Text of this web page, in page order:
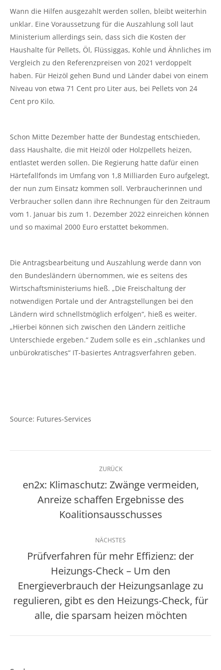
Wann die Hilfen ausgezahlt werden sollen, bleibt weiterhin
unklar. Eine Voraussetzung für die Auszahlung soll laut
Ministerium allerdings sein, dass sich die Kosten der
Haushalte für Pellets, Öl, Flüssiggas, Kohle und Ähnliches im
Vergleich zu den Referenzpreisen von 2021 verdoppelt
haben. Für Heizöl gehen Bund und Länder dabei von einem
Niveau von etwa 71 Cent pro Liter aus, bei Pellets von 24
Cent pro Kilo.
Schon Mitte Dezember hatte der Bundestag entschieden,
dass Haushalte, die mit Heizöl oder Holzpellets heizen,
entlastet werden sollen. Die Regierung hatte dafür einen
Härtefallfonds im Umfang von 1,8 Milliarden Euro aufgelegt,
der nun zum Einsatz kommen soll. Verbraucherinnen und
Verbraucher sollen dann ihre Rechnungen für den Zeitraum
vom 1. Januar bis zum 1. Dezember 2022 einreichen können
und so maximal 2000 Euro erstattet bekommen.
Die Antragsbearbeitung und Auszahlung werde dann von
den Bundesländern übernommen, wie es seitens des
Wirtschaftsministeriums hieß. „Die Freischaltung der
notwendigen Portale und der Antragstellungen bei den
Ländern wird schnellstmöglich erfolgen“, hieß es weiter.
„Hierbei können sich zwischen den Ländern zeitliche
Unterschiede ergeben.“ Zudem solle es ein „schlankes und
unbürokratisches“ IT-basiertes Antragsverfahren geben.
Source: Futures-Services
Kommentarnavigation
ZURÜCK
Vorheriger
Beitrag:
en2x: Klimaschutz: Zwänge vermeiden,
Anreize schaffen Ergebnisse des
Koalitionsausschusses
NÄCHSTES
Nächster
Beitrag:
Prüfverfahren für mehr Effizienz: der
Heizungs-Check – Um den
Energieverbrauch der Heizungsanlage zu
regulieren, gibt es den Heizungs-Check, für
alle, die sparsam heizen möchten